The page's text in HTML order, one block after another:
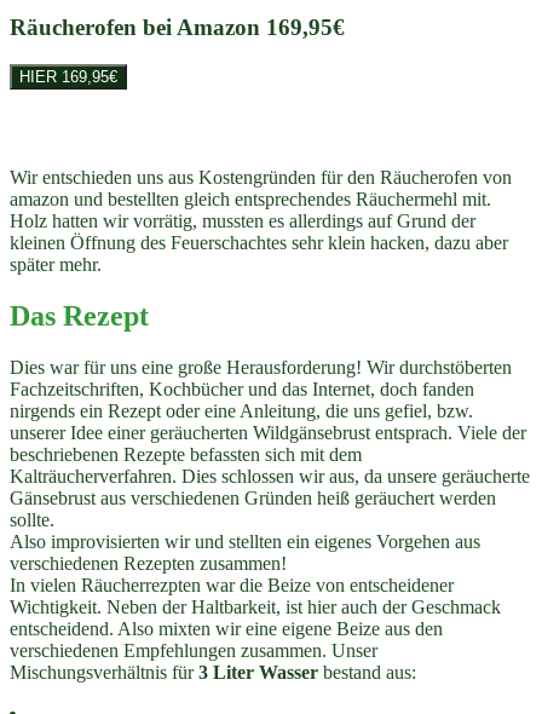
Räucherofen bei Amazon 169,95€
HIER 169,95€
Wir entschieden uns aus Kostengründen für den Räucherofen von
amazon und bestellten gleich entsprechendes Räuchermehl mit.
Holz hatten wir vorrätig, mussten es allerdings auf Grund der
kleinen Öffnung des Feuerschachtes sehr klein hacken, dazu aber
später mehr.
Das Rezept
Dies war für uns eine große Herausforderung! Wir durchstöberten
Fachzeitschriften, Kochbücher und das Internet, doch fanden
nirgends ein Rezept oder eine Anleitung, die uns gefiel, bzw.
unserer Idee einer geräucherten Wildgänsebrust entsprach. Viele der
beschriebenen Rezepte befassten sich mit dem
Kalträucherverfahren. Dies schlossen wir aus, da unsere geräucherte
Gänsebrust aus verschiedenen Gründen heiß geräuchert werden
sollte.
Also improvisierten wir und stellten ein eigenes Vorgehen aus
verschiedenen Rezepten zusammen!
In vielen Räucherrezpten war die Beize von entscheidener
Wichtigkeit. Neben der Haltbarkeit, ist hier auch der Geschmack
entscheidend. Also mixten wir eine eigene Beize aus den
verschiedenen Empfehlungen zusammen. Unser
Mischungsverhältnis für3 Liter Wasser bestand aus: